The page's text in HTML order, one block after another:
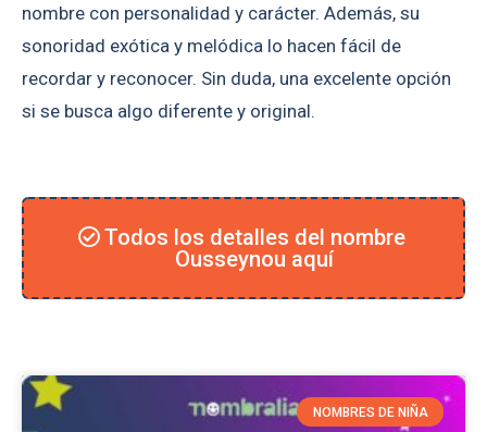
nombre con personalidad y carácter. Además, su
sonoridad exótica y melódica lo hacen fácil de
recordar y reconocer. Sin duda, una excelente opción
si se busca algo diferente y original.
Todos los detalles del nombre
Ousseynou aquí
NOMBRES DE NIÑA